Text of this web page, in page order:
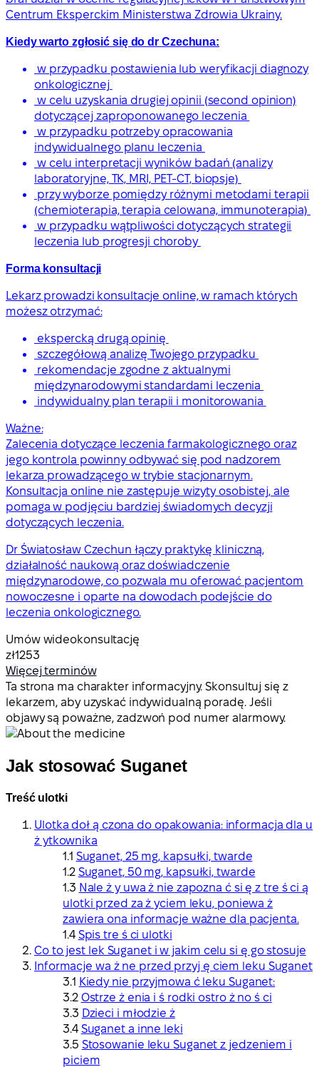
Centrum Eksperckim Ministerstwa Zdrowia Ukrainy.
Kiedy warto zgłosić się do dr Czechuna:
w przypadku postawienia lub weryfikacji diagnozy
onkologicznej
w celu uzyskania drugiej opinii (second opinion)
dotyczącej zaproponowanego leczenia
w przypadku potrzeby opracowania
indywidualnego planu leczenia
w celu interpretacji wyników badań (analizy
laboratoryjne, TK, MRI, PET-CT, biopsje)
przy wyborze pomiędzy różnymi metodami terapii
(chemioterapia, terapia celowana, immunoterapia)
w przypadku wątpliwości dotyczących strategii
leczenia lub progresji choroby
Forma konsultacji
Lekarz prowadzi konsultacje online, w ramach których
możesz otrzymać:
ekspercką drugą opinię
szczegółową analizę Twojego przypadku
rekomendacje zgodne z aktualnymi
międzynarodowymi standardami leczenia
indywidualny plan terapii i monitorowania
Ważne:
Zalecenia dotyczące leczenia farmakologicznego oraz
jego kontrola powinny odbywać się pod nadzorem
lekarza prowadzącego w trybie stacjonarnym.
Konsultacja online nie zastępuje wizyty osobistej, ale
pomaga w podjęciu bardziej świadomych decyzji
dotyczących leczenia.
Dr Światosław Czechun łączy praktykę kliniczną,
działalność naukową oraz doświadczenie
międzynarodowe, co pozwala mu oferować pacjentom
nowoczesne i oparte na dowodach podejście do
leczenia onkologicznego.
Umów wideokonsultację
zł1253
Więcej terminów
Ta strona ma charakter informacyjny. Skonsultuj się z
lekarzem, aby uzyskać indywidualną poradę. Jeśli
objawy są poważne, zadzwoń pod numer alarmowy.
Jak stosować Suganet
Treść ulotki
Ulotka doł ą czona do opakowania: informacja dla u
ż ytkownika
Suganet, 25 mg, kapsułki, twarde
Suganet, 50 mg, kapsułki, twarde
Nale ż y uwa ż nie zapozna ć si ę z tre ś ci ą
ulotki przed za ż yciem leku, poniewa ż
zawiera ona informacje ważne dla pacjenta.
Spis tre ś ci ulotki
Co to jest lek Suganet i w jakim celu si ę go stosuje
Informacje wa ż ne przed przyj ę ciem leku Suganet
Kiedy nie przyjmowa ć leku Suganet:
Ostrze ż enia i ś rodki ostro ż no ś ci
Dzieci i młodzie ż
Suganet a inne leki
Stosowanie leku Suganet z jedzeniem i
piciem